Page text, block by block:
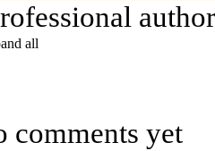
all
comments yet